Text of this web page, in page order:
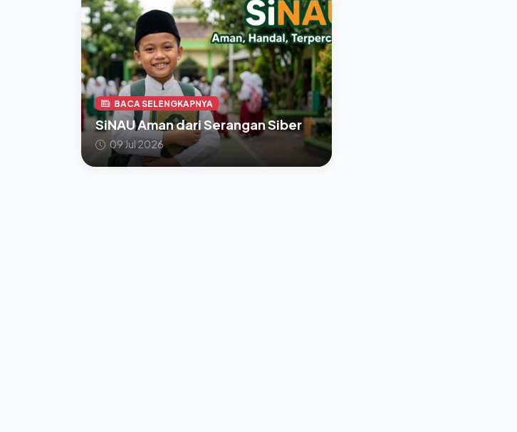
BACA SELENGKAPNYA
SiNAU Aman dari Serangan Siber
09 Jul 2026